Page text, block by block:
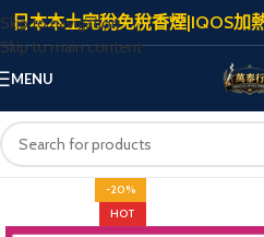
Skip to navigation
Skip to main content
日本本土完稅免稅香煙|IQOS加
MENU
-20%
HOT